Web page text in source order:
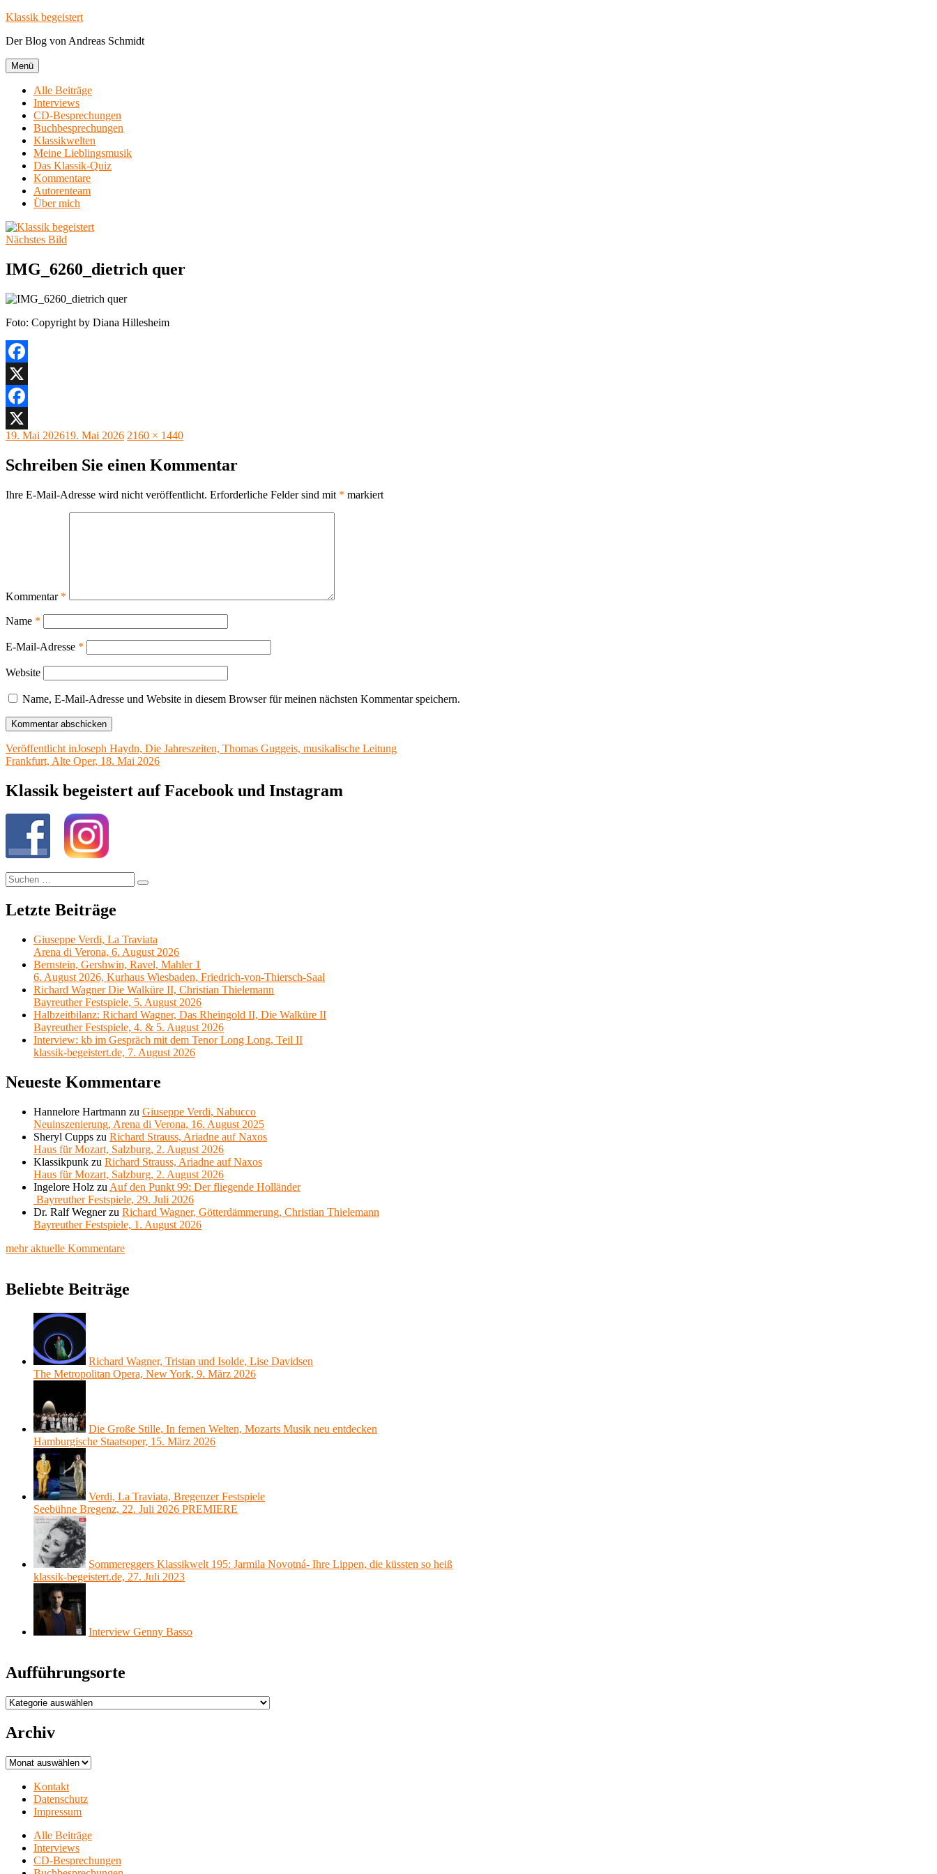
Zum
springen
Klassik begeistert
Der Blog von Andreas Schmidt
Menü
Alle Beiträge
Interviews
CD-Besprechungen
Buchbesprechungen
Klassikwelten
Meine Lieblingsmusik
Das Klassik-Quiz
Kommentare
Autorenteam
Über mich
Nächstes Bild
IMG_6260_dietrich quer
Foto: Copyright by Diana Hillesheim
Facebook
X
Facebook
X
Veröffentlicht
19. Mai 202619. Mai 2026 Originalgröße
2160 × 1440
Schreiben Sie einen Kommentar
Ihre E-Mail-Adresse wird nicht veröffentlicht. Erforderliche Felder sind mit * markiert
Kommentar *
Name *
E-Mail-Adresse *
Website
Name, E-Mail-Adresse und Website in diesem Browser für meinen nächsten Kommentar speichern.
Beitragsnavigation
Veröffentlicht inJoseph Haydn, Die Jahreszeiten, Thomas Guggeis, musikalische Leitung
Frankfurt, Alte Oper, 18. Mai 2026
Klassik begeistert auf Facebook und Instagram
Suchen
nach:
Suchen
Letzte Beiträge
Giuseppe Verdi, La Traviata
Arena di Verona, 6. August 2026
Bernstein, Gershwin, Ravel, Mahler 1
6. August 2026, Kurhaus Wiesbaden, Friedrich-von-Thiersch-Saal
Richard Wagner Die Walküre II, Christian Thielemann
Bayreuther Festspiele, 5. August 2026
Halbzeitbilanz: Richard Wagner, Das Rheingold II, Die Walküre II
Bayreuther Festspiele, 4. & 5. August 2026
Interview: kb im Gespräch mit dem Tenor Long Long, Teil II
klassik-begeistert.de, 7. August 2026
Neueste Kommentare
Hannelore Hartmann zu Giuseppe Verdi, Nabucco
Neuinszenierung, Arena di Verona, 16. August 2025
Sheryl Cupps zu Richard Strauss, Ariadne auf Naxos
Haus für Mozart, Salzburg, 2. August 2026
Klassikpunk zu Richard Strauss, Ariadne auf Naxos
Haus für Mozart, Salzburg, 2. August 2026
Ingelore Holz zu Auf den Punkt 99: Der fliegende Holländer
Bayreuther Festspiele, 29. Juli 2026
Dr. Ralf Wegnerzu Richard Wagner, Götterdämmerung, Christian Thielemann
Bayreuther Festspiele, 1. August 2026
mehr aktuelle Kommentare
Beliebte Beiträge
Richard Wagner, Tristan und Isolde, Lise Davidsen
The Metropolitan Opera, New York, 9. März 2026
Die Große Stille, In fernen Welten, Mozarts Musik neu entdecken
Hamburgische Staatsoper, 15. März 2026
Verdi, La Traviata, Bregenzer Festspiele
Seebühne Bregenz, 22. Juli 2026 PREMIERE
Sommereggers Klassikwelt 195: Jarmila Novotná- Ihre Lippen, die küssten so heiß
klassik-begeistert.de, 27. Juli 2023
Interview Genny Basso
Aufführungsorte
Aufführungsorte
Archiv
Archiv
Kontakt
Datenschutz
Impressum
Alle Beiträge
Interviews
CD-Besprechungen